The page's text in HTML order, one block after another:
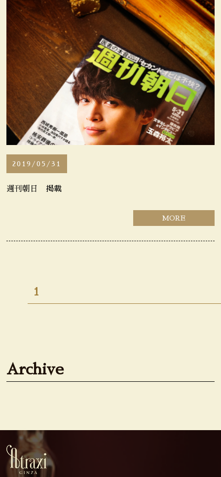
2019/05/31
週刊朝日 掲載
MORE
1
Archive